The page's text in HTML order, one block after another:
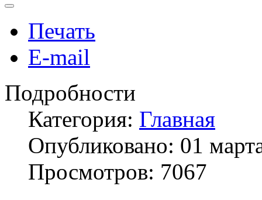
Печать
E-mail
Подробности
Категория: Главная
Опубликовано: 01
Просмотров: 7067